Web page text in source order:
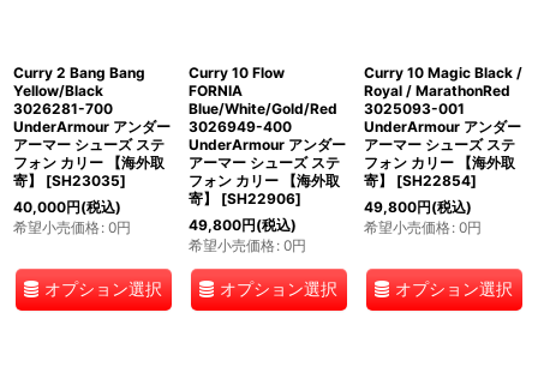
Curry 2 Bang Bang
Yellow/Black
3026281-700
UnderArmour アンダー
アーマー シューズ ステ
フォン カリー 【海外取
寄】
[SH23035]
40,000円(税込)
希望小売価格: 0円
オプション選択
Curry 10 Flow
FORNIA
Blue/White/Gold/Red
3026949-400
UnderArmour アンダー
アーマー シューズ ステ
フォン カリー 【海外取
寄】
[SH22906]
49,800円(税込)
希望小売価格: 0円
オプション選択
Curry 10 Magic Black /
Royal / MarathonRed
3025093-001
UnderArmour アンダー
アーマー シューズ ステ
フォン カリー 【海外取
寄】
[SH22854]
49,800円(税込)
希望小売価格: 0円
オプション選択